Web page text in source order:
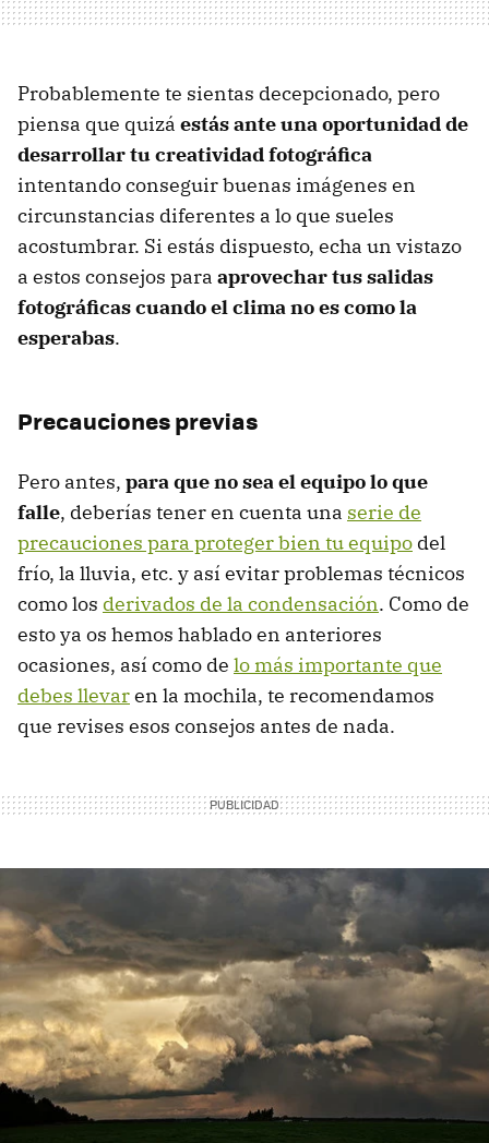
Probablemente te sientas decepcionado, pero
piensa que quizá estás ante una oportunidad de
desarrollar tu creatividad fotográfica
intentando conseguir buenas imágenes en
circunstancias diferentes a lo que sueles
acostumbrar. Si estás dispuesto, echa un vistazo
a estos consejos para aprovechar tus salidas
fotográficas cuando el clima no es como la
esperabas.
Precauciones previas
Pero antes, para que no sea el equipo lo que
falle, deberías tener en cuenta una serie de
precauciones para proteger bien tu equipo del
frío, la lluvia, etc. y así evitar problemas técnicos
como los derivados de la condensación. Como de
esto ya os hemos hablado en anteriores
ocasiones, así como de lo más importante que
debes llevaren la mochila, te recomendamos
que revises esos consejos antes de nada.